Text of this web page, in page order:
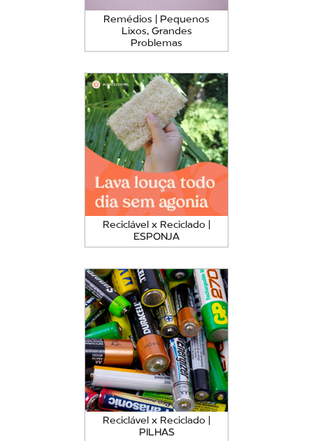
Remédios | Pequenos
Lixos, Grandes
Problemas
Reciclável x Reciclado |
ESPONJA
Reciclável x Reciclado |
PILHAS